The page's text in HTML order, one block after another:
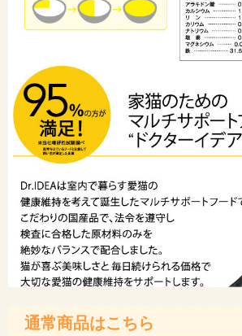
通常商品はこちら